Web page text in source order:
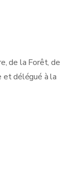
de la Forêt, de
et délégué à la